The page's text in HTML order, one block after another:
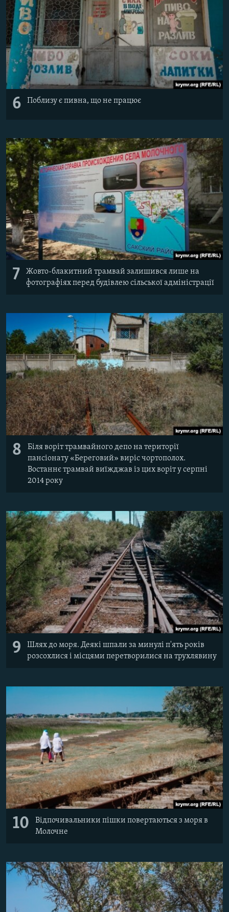
6 Поблизу є пивна, що не працює
7
Жовто-блакитний трамвай залишився лише на
фотографіях перед будівлею сільської адміністрації
8
Біля воріт трамвайного депо на території
пансіонату «Береговий» виріс чортополох.
Востаннє трамвай виїжджав із цих воріт у серпні
2014 року
9
Шлях до моря. Деякі шпали за минулі п'ять років
розсохлися і місцями перетворилися на трухлявину
10
Відпочивальники пішки повертаються з моря в
Молочне